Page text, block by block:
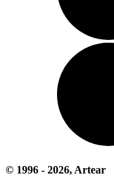
© 1996 - 2026, Artear